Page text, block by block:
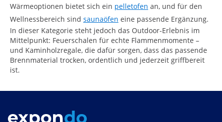
Wärmeoptionen bietet sich ein pelletofen an, und für den
Wellnessbereich sind saunaöfen eine passende Ergänzung.
In dieser Kategorie steht jedoch das Outdoor-Erlebnis im
Mittelpunkt: Feuerschalen für echte Flammenmomente –
und Kaminholzregale, die dafür sorgen, dass das passende
Brennmaterial trocken, ordentlich und jederzeit griffbereit
ist.